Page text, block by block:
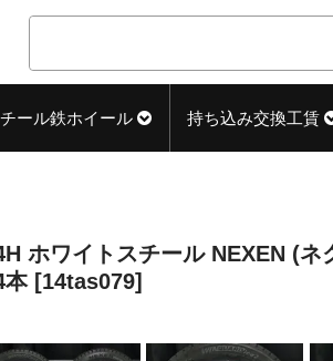
ール鉄ホイール 持ち込み交換工賃
ホワイトスチール NEXEN (
[14tas079]